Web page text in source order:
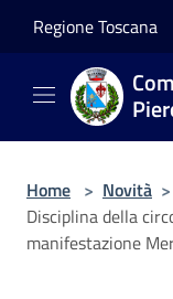
Regione Toscana
Home > Novità >
Disciplina della
manifestazione